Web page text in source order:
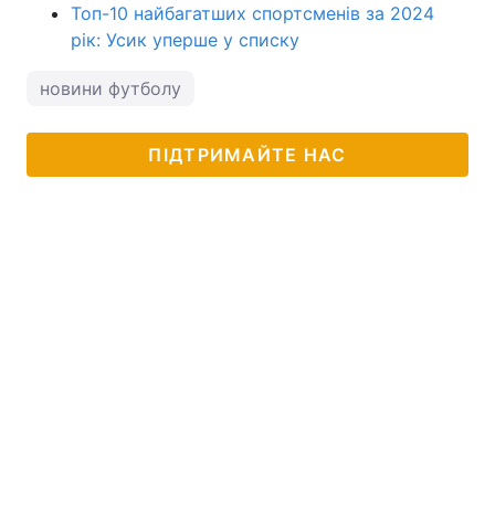
Топ-10 найбагатших спортсменів за 2024
рік: Усик уперше у списку
новини футболу
ПІДТРИМАЙТЕ НАС